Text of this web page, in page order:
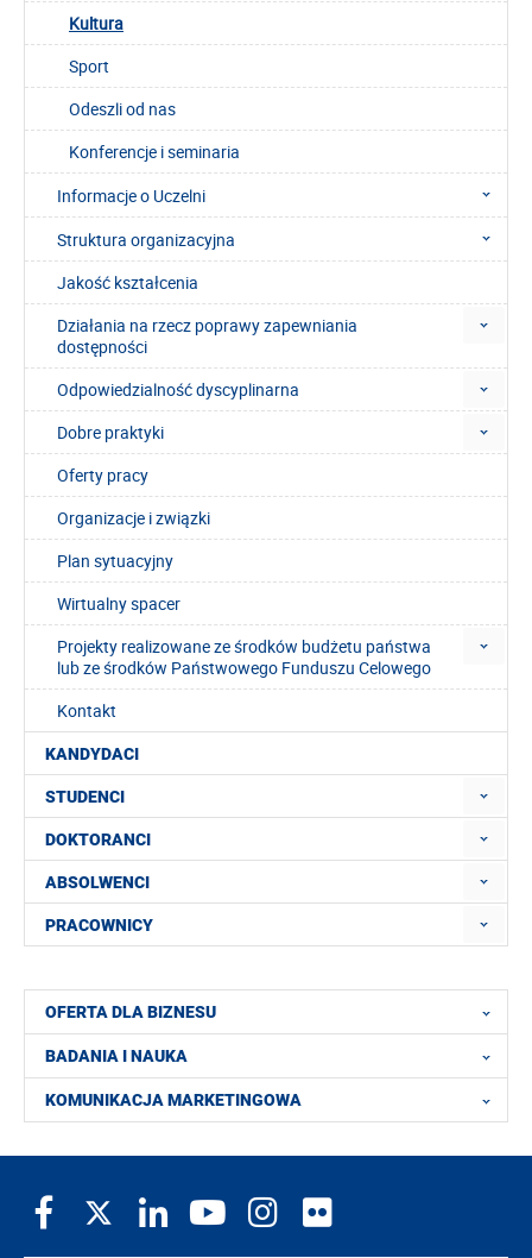
Kultura
Sport
Odeszli od nas
Konferencje i seminaria
Informacje o Uczelni
Struktura organizacyjna
Jakość kształcenia
Działania na rzecz poprawy zapewniania
dostępności
Odpowiedzialność dyscyplinarna
Dobre praktyki
Oferty pracy
Organizacje i związki
Plan sytuacyjny
Wirtualny spacer
Projekty realizowane ze środków budżetu państwa
lub ze środków Państwowego Funduszu Celowego
Kontakt
KANDYDACI
STUDENCI
DOKTORANCI
ABSOLWENCI
PRACOWNICY
OFERTA DLA BIZNESU
BADANIA I NAUKA
KOMUNIKACJA MARKETINGOWA